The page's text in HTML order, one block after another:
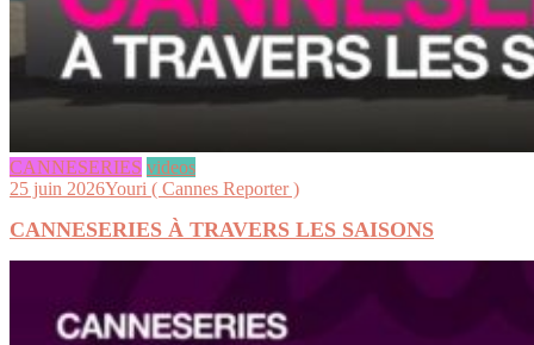
CANNESERIES videos
25 juin 2026Youri ( Cannes Reporter )
CANNESERIES À TRAVERS LES SAISONS